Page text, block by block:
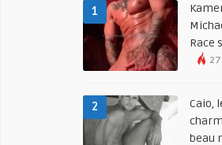
1
Race
2
Caio,
beau